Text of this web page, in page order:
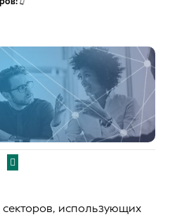
использующих